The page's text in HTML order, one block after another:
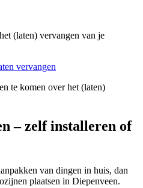
(laten) vervangen van je
vervangen
te komen over het (laten)
– zelf installeren of
van dingen in huis, dan
plaatsen in Diepenveen.